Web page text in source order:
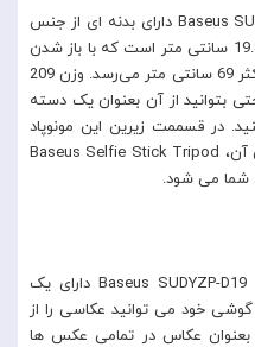
مونوپاد و سه پایه بیسوس Baseus SUDYZP-D19 دارای بدنه ای از جنس
آلیاژ آلومینیوم و در حالت جمع شده 19.8 سانتی متر است که با باز شدن
8 میله کشویی درون هم به مقدار حداکثر 69 سانتی متر می‌رسد. وزن 209
بتوانید از آن بعنوان یک دسته
در قسممت زیرین این مونوپاد
سه پایه تاشو قرار گرفته که با باز کردن آن، Baseus Selfie Stick Tripod
می شود.
سه پایه بیسوس Baseus SUDYZP-D19 Bluetooth Tripod دارای یک
خود می توانید عکاسی را از
بعنوان عکاس در تمامی عکس ها